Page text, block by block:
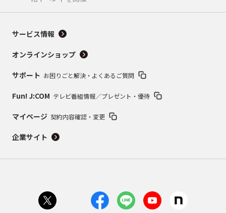
サービス情報
オンラインショップ
サポート お困りごと解決・よくあるご質問
Fun! J:COM テレビ番組情報／プレゼント・優待
マイページ 契約内容確認・変更
企業サイト